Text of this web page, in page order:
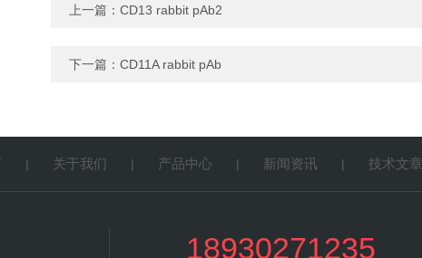
上一篇： CD13 rabbit pAb2
下一篇： CD11A rabbit pAb
| 关于我们 | 产品中心 | 新闻资讯 | 技术文章
18930271235